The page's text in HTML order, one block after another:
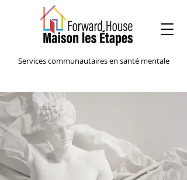
Services communautaires en santé mentale